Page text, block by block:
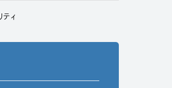
）
ティ